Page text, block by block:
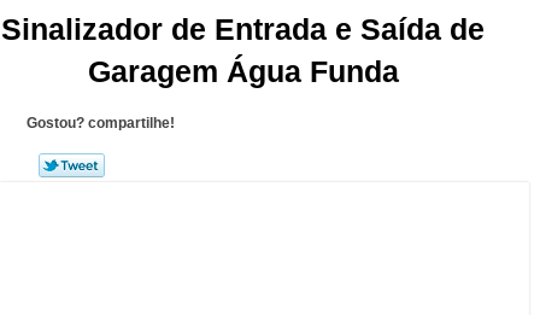
Sinalizador de Entrada e Saída de
Garagem Água Funda
Gostou? compartilhe!